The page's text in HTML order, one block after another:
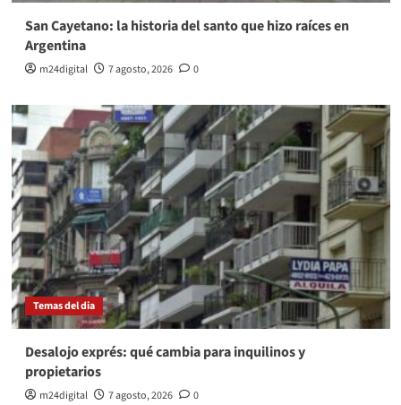
San Cayetano: la historia del santo que hizo raíces en
Argentina
m24digital 7 agosto, 2026 0
Temas del dia
Desalojo exprés: qué cambia para inquilinos y
propietarios
m24digital 7 agosto, 2026 0